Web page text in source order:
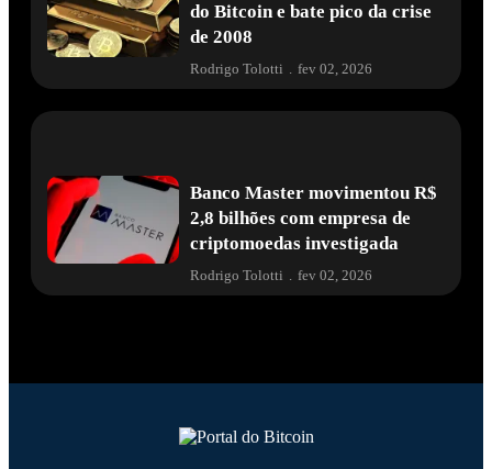
do Bitcoin e bate pico da crise
de 2008
Rodrigo Tolotti . fev 02, 2026
Banco Master movimentou R$
2,8 bilhões com empresa de
criptomoedas investigada
Rodrigo Tolotti fev 02, 2026